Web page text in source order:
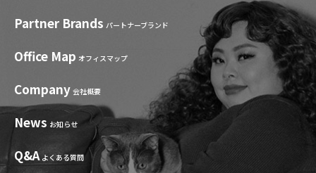
Partner Brands パートナーブランド
Office Map オフィスマップ
Company 会社概要
News お知らせ
Q&A よくある質問